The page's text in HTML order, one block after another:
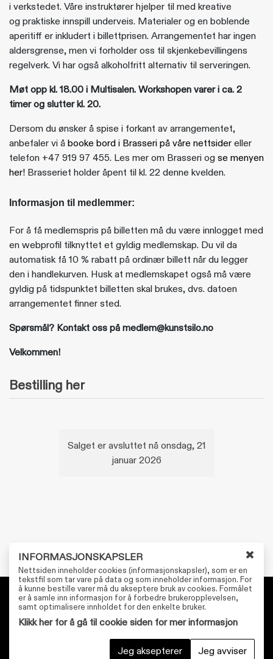
u
k
n
INFORMASJONSKAPSLER
Nettsiden inneholder cookies (informasjonskapsler), som er en
tekstfil som tar vare på data og som inneholder informasjon. For
å kunne bestille varer må du akseptere bruk av cookies. Formålet
er å samle inn informasjon for å forbedre brukeropplevelsen,
samt optimalisere innholdet for den enkelte bruker.
Klikk her for å gå til cookie siden for mer informasjon
Jeg aksepterer Jeg avviser
i verkstedet. Våre instruktører hjelper til med kreative
og praktiske innspill underveis. Materialer og en boblende
aperitiff er inkludert i billettprisen. Arrangementet har ingen
aldersgrense, men vi forholder oss til skjenkebevillingens
regelverk. Vi har også alkoholfritt alternativ til serveringen.
Møt opp kl. 18.00 i Multisalen. Workshopen varer i ca. 2
timer og slutter kl. 20.
Dersom du ønsker å spise i forkant av arrangementet,
anbefaler vi å booke bord i Brasseri på våre nettsider eller
telefon +47 919 97 455. Les mer om Brasseri og se menyen
her! Brasseriet holder åpent til kl. 22 denne kvelden.
Informasjon til medlemmer:
For å få medlemspris på billetten må du være innlogget med
en webprofil tilknyttet et gyldig medlemskap. Du vil da
automatisk få 10 % rabatt på ordinær billett når du legger
den i handlekurven. Husk at medlemskapet også må være
gyldig på tidspunktet billetten skal brukes, dvs. datoen
arrangementet finner sted.
Spørsmål? Kontakt oss på medlem@kunstsilo.no
Velkommen!
Bestilling her
Salget er avsluttet nå onsdag, 21
januar 2026
Personvernerklæring
Tilgjengelighetserklæring